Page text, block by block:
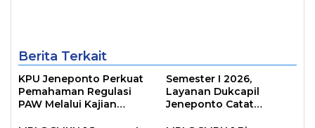
Berita Terkait
KPU Jeneponto Perkuat
Pemahaman Regulasi
PAW Melalui Kajian
Semester I 2026,
Layanan Dukcapil
Jeneponto Catat